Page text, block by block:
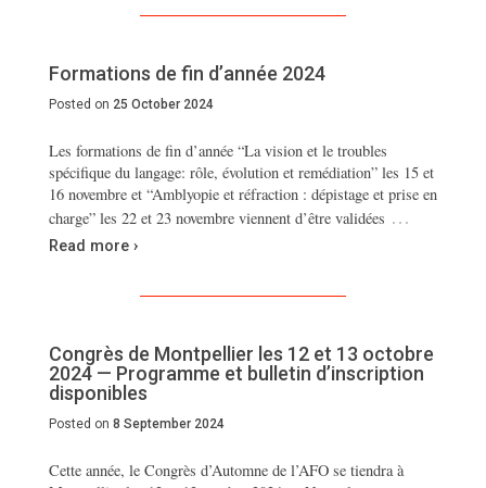
Formations de fin d’année 2024
Posted on 25 October 2024
Les formations de fin d’année “La vision et le troubles
spécifique du langage: rôle, évolution et remédiation” les 15 et
16 novembre et “Amblyopie et réfraction : dépistage et prise en
charge” les 22 et 23 novembre viennent d’être validées …
Read more ›
Congrès de Montpellier les 12 et 13 octobre
2024 — Programme et bulletin d’inscription
disponibles
Posted on 8 September 2024
Cette année, le Congrès d’Automne de l’AFO se tiendra à